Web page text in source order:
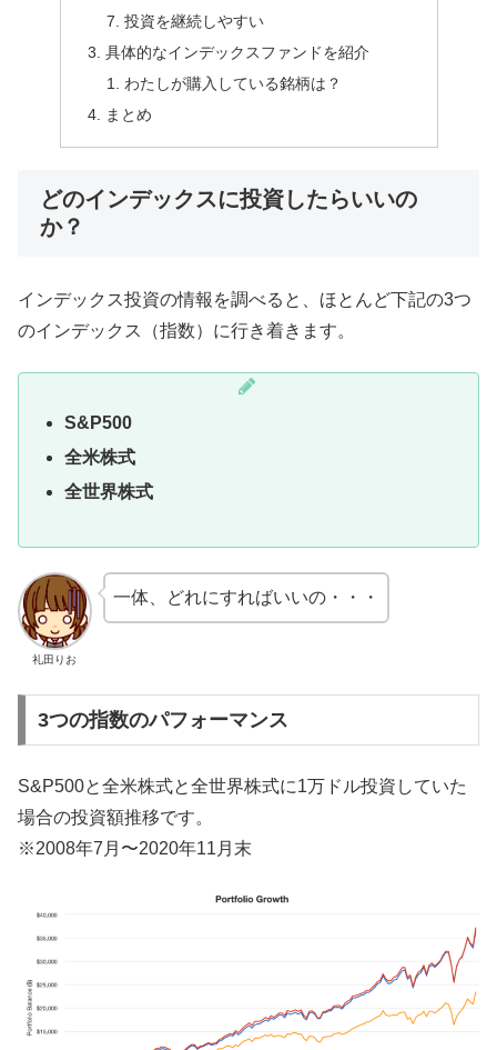
投資を継続しやすい
具体的なインデックスファンドを紹介
わたしが購入している銘柄は？
まとめ
どのインデックスに投資したらいいの
か？
インデックス投資の情報を調べると、ほとんど下記の3つ
のインデックス（指数）に行き着きます。
S&P500
全米株式
全世界株式
礼田りお
一体、どれにすればいいの・・・
3つの指数のパフォーマンス
S&P500と全米株式と全世界株式に1万ドル投資していた
場合の投資額推移です。
※2008年7月〜2020年11月末